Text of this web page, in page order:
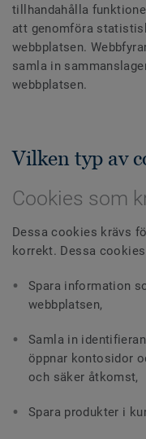
tillhandahålla
att genomföra
webbplatsen.
samla in
webbplatsen.
Vilken typ av
Cookies som
Dessa cookies krävs
korrekt. Dessa
Spara information
webbplatsen,
Samla in
öppnar kontosidor
och säker åtkomst,
Spara produkter i